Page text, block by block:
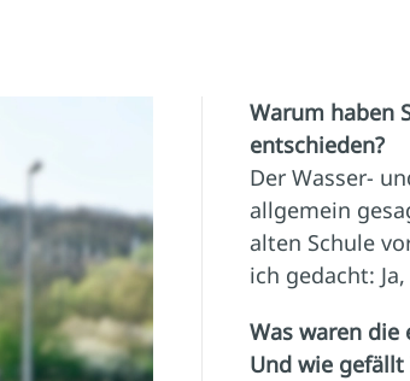
Warum haben
entschieden?
Der Wasser-
allgemein
alten Schule
ich gedacht:
Was waren die
Und wie